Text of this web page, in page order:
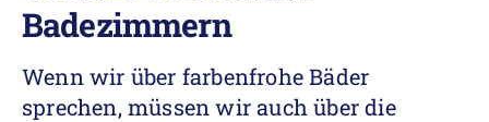
Badezimmern
Wenn wir über farbenfrohe Bäder
sprechen, müssen wir auch über die